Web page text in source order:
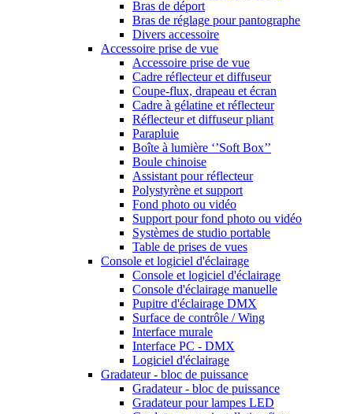
Bras de déport
Bras de réglage pour pantographe
Divers accessoire
Accessoire prise de vue
Accessoire prise de vue
Cadre réflecteur et diffuseur
Coupe-flux, drapeau et écran
Cadre à gélatine et réflecteur
Réflecteur et diffuseur pliant
Parapluie
Boîte à lumière ‘’Soft Box’’
Boule chinoise
Assistant pour réflecteur
Polystyrène et support
Fond photo ou vidéo
Support pour fond photo ou vidéo
Systèmes de studio portable
Table de prises de vues
Console et logiciel d'éclairage
Console et logiciel d'éclairage
Console d'éclairage manuelle
Pupitre d'éclairage DMX
Surface de contrôle / Wing
Interface murale
Interface PC - DMX
Logiciel d'éclairage
Gradateur - bloc de puissance
Gradateur - bloc de puissance
Gradateur pour lampes LED